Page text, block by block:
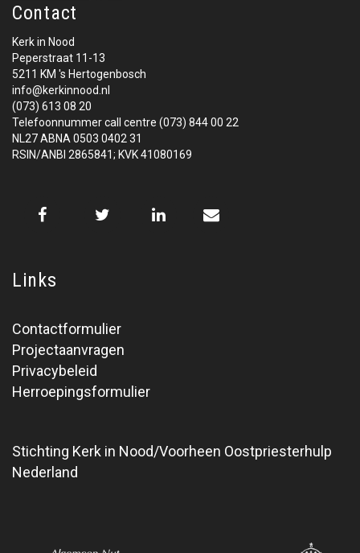
Contact
Kerk in Nood
Peperstraat 11-13
5211 KM 's Hertogenbosch
info@kerkinnood.nl
(073) 613 08 20
Telefoonnummer call centre (073) 844 00 22
NL27 ABNA 0503 0402 31
RSIN/ANBI 2865841; KVK 41080169
Links
Contactformulier
Projectaanvragen
Privacybeleid
Herroepingsformulier
Stichting Kerk in Nood/Voorheen Oostpriesterhulp
Nederland